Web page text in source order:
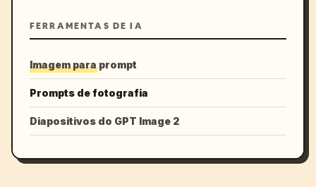
FERRAMENTAS DE IA
Imagem para prompt
Prompts de fotografia
Diapositivos do GPT Image 2